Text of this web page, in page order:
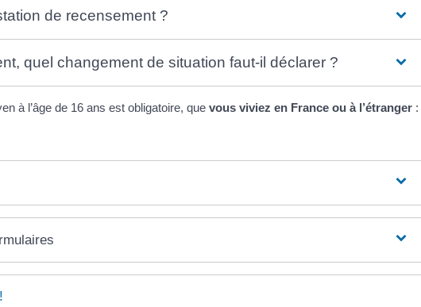
de recensement ?
quel changement de situation faut-il déclarer ?
à l’âge de 16 ans est obligatoire, que vous viviez en France ou à l’étranger :